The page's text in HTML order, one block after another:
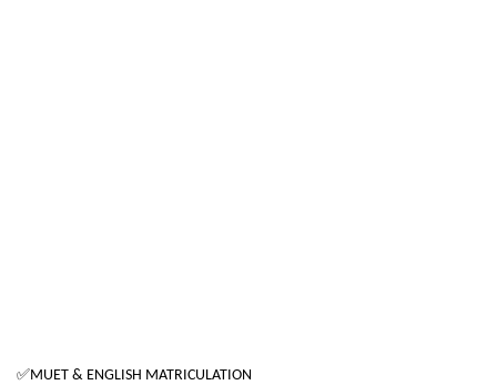
✅MUET & ENGLISH MATRICULATION